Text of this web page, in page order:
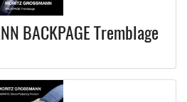
BACKPAGE Tremblage